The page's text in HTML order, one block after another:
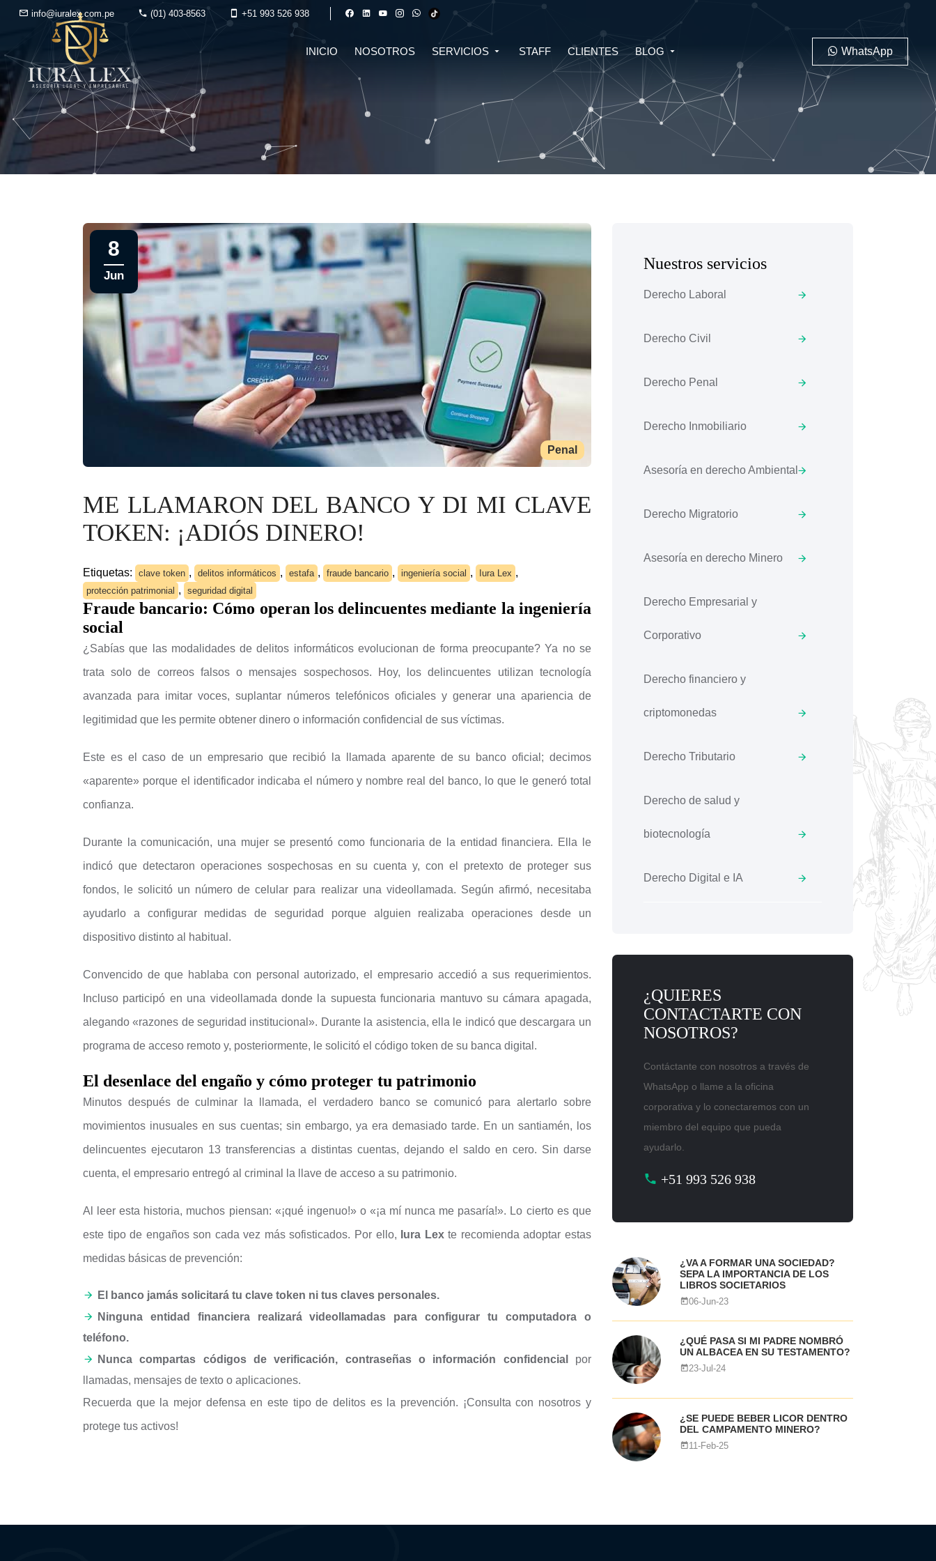
info@iuralex.com.pe (01) 403-8563 +51 993 526 938
INICIO NOSOTROS SERVICIOS
DERECHO FINANCIERO Y
CRIPTOMONEDAS
DERECHO TRIBUTARIO
DERECHO DE SALUD Y
BIOTECNOLOGÍA
CORPORATIVO
DERECHO DIGITAL E IA
DERECHO INMOBILIARIO
ASESORÍA EN DERECHO AMBIENTAL ASESORÍA EN DERECHO MINERO
STAFF CLIENTES BLOG
CIVIL PENAL
TRIBUTARIO LABORAL
INMOBILIARIO
WhatsApp
Penal
8
Jun
ME LLAMARON DEL BANCO Y DI MI CLAVE
TOKEN: ¡ADIÓS DINERO!
Etiquetas: clave token , delitos informáticos , estafa , fraude bancario , ingeniería social , Iura Lex ,
protección patrimonial , seguridad digital
Fraude bancario: Cómo operan los delincuentes mediante la ingeniería
social
¿Sabías que las modalidades de delitos informáticos evolucionan de forma preocupante? Ya no se
trata solo de correos falsos o mensajes sospechosos. Hoy, los delincuentes utilizan tecnología
avanzada para imitar voces, suplantar números telefónicos oficiales y generar una apariencia de
legitimidad que les permite obtener dinero o información confidencial de sus víctimas.
Este es el caso de un empresario que recibió la llamada aparente de su banco oficial; decimos
«aparente» porque el identificador indicaba el número y nombre real del banco, lo que le generó total
confianza.
Durante la comunicación, una mujer se presentó como funcionaria de la entidad financiera. Ella le
indicó que detectaron operaciones sospechosas en su cuenta y, con el pretexto de proteger sus
fondos, le solicitó un número de celular para realizar una videollamada. Según afirmó, necesitaba
ayudarlo a configurar medidas de seguridad porque alguien realizaba operaciones desde un
dispositivo distinto al habitual.
Convencido de que hablaba con personal autorizado, el empresario accedió a sus requerimientos.
Incluso participó en una videollamada donde la supuesta funcionaria mantuvo su cámara apagada,
alegando «razones de seguridad institucional». Durante la asistencia, ella le indicó que descargara un
programa de acceso remoto y, posteriormente, le solicitó el código token de su banca digital.
El desenlace del engaño y cómo proteger tu patrimonio
Minutos después de culminar la llamada, el verdadero banco se comunicó para alertarlo sobre
movimientos inusuales en sus cuentas; sin embargo, ya era demasiado tarde. En un santiamén, los
delincuentes ejecutaron 13 transferencias a distintas cuentas, dejando el saldo en cero. Sin darse
cuenta, el empresario entregó al criminal la llave de acceso a su patrimonio.
Al leer esta historia, muchos piensan: «¡qué ingenuo!» o «¡a mí nunca me pasaría!». Lo cierto es que
este tipo de engaños son cada vez más sofisticados. Por ello,
Iura Lexte recomienda adoptar estas
medidas básicas de prevención:
El banco jamás solicitará tu clave token ni tus claves personales.
Ninguna entidad financiera realizará videollamadas para configurar tu computadora o
teléfono.
Nunca compartas códigos de verificación, contraseñas o información confidencial
por
llamadas, mensajes de texto o aplicaciones.
Recuerda que la mejor defensa en este tipo de delitos es la prevención. ¡Consulta con nosotros y
protege tus activos!
Nuestros servicios
Derecho Laboral
Derecho Civil
Derecho Penal
Derecho Inmobiliario
Asesoría en derecho Ambiental
Derecho Migratorio
Asesoría en derecho Minero
Derecho Empresarial y
Corporativo
Derecho financiero y
criptomonedas
Derecho Tributario
Derecho de salud y
biotecnología
Derecho Digital e IA
¿QUIERES
CONTACTARTE CON
NOSOTROS?
Contáctante con nosotros a través de
WhatsApp o llame a la oficina
corporativa y lo conectaremos con un
miembro del equipo que pueda
ayudarlo.
+51 993 526 938
¿VA A FORMAR UNA SOCIEDAD?
SEPA LA IMPORTANCIA DE LOS
LIBROS SOCIETARIOS
06-Jun-23
¿QUÉ PASA SI MI PADRE NOMBRÓ
UN ALBACEA EN SU TESTAMENTO?
23-Jul-24
¿SE PUEDE BEBER LICOR DENTRO
DEL CAMPAMENTO MINERO?
11-Feb-25